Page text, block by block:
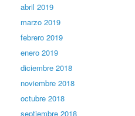
abril 2019
marzo 2019
febrero 2019
enero 2019
diciembre 2018
noviembre 2018
octubre 2018
septiembre 2018